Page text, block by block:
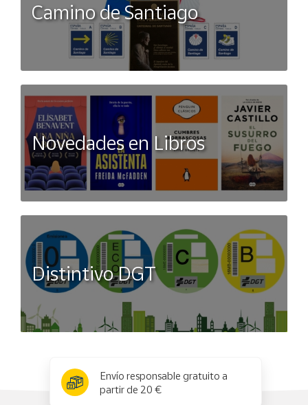
Camino de Santiago
Novedades en Libros
Distintivo DGT
Envío responsable gratuito a
partir de 20 €